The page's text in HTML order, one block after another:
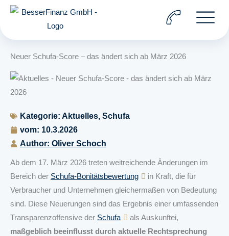
Zum
springen
Neuer Schufa-Score – das ändert sich ab März 2026
Kategorie: Aktuelles, Schufa
vom: 10.3.2026
Author: Oliver Schoch
Ab dem 17. März 2026 treten weitreichende Änderungen im
Bereich der Schufa-Bonitätsbewertung
in Kraft, die für
Verbraucher und Unternehmen gleichermaßen von Bedeutung
sind. Diese Neuerungen sind das Ergebnis einer umfassenden
Transparenzoffensive der Schufa
als Auskunftei,
maßgeblich beeinflusst durch aktuelle Rechtsprechung